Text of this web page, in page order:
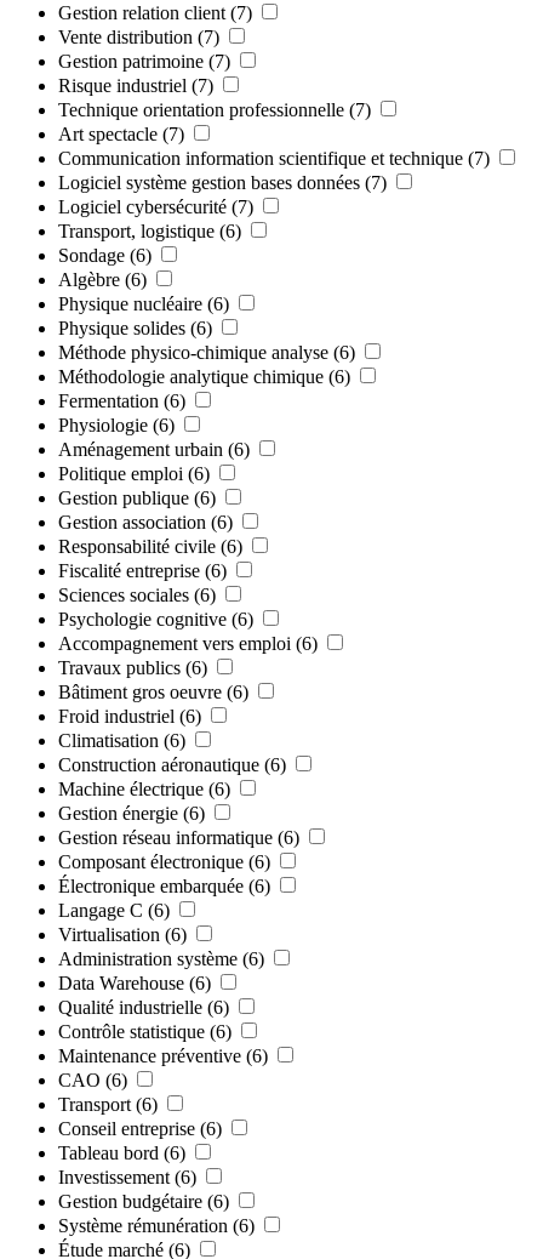
Gestion relation client (7)
Vente distribution (7)
Gestion patrimoine (7)
Risque industriel (7)
Technique orientation professionnelle (7)
Art spectacle (7)
Communication information scientifique et technique (7)
Logiciel système gestion bases données (7)
Logiciel cybersécurité (7)
Transport, logistique (6)
Sondage (6)
Algèbre (6)
Physique nucléaire (6)
Physique solides (6)
Méthode physico-chimique analyse (6)
Méthodologie analytique chimique (6)
Fermentation (6)
Physiologie (6)
Aménagement urbain (6)
Politique emploi (6)
Gestion publique (6)
Gestion association (6)
Responsabilité civile (6)
Fiscalité entreprise (6)
Sciences sociales (6)
Psychologie cognitive (6)
Accompagnement vers emploi (6)
Travaux publics (6)
Bâtiment gros oeuvre (6)
Froid industriel (6)
Climatisation (6)
Construction aéronautique (6)
Machine électrique (6)
Gestion énergie (6)
Gestion réseau informatique (6)
Composant électronique (6)
Électronique embarquée (6)
Langage C (6)
Virtualisation (6)
Administration système (6)
Data Warehouse (6)
Qualité industrielle (6)
Contrôle statistique (6)
Maintenance préventive (6)
CAO (6)
Transport (6)
Conseil entreprise (6)
Tableau bord (6)
Investissement (6)
Gestion budgétaire (6)
Système rémunération (6)
Étude marché (6)